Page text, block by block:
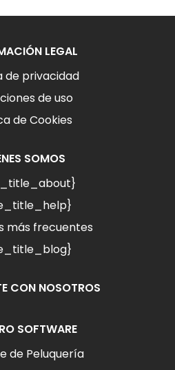
LEGAL
de privacidad
de uso
de Cookies
SOMOS
más frecuentes
CON NOSOTROS
SOFTWARE
de Peluquería